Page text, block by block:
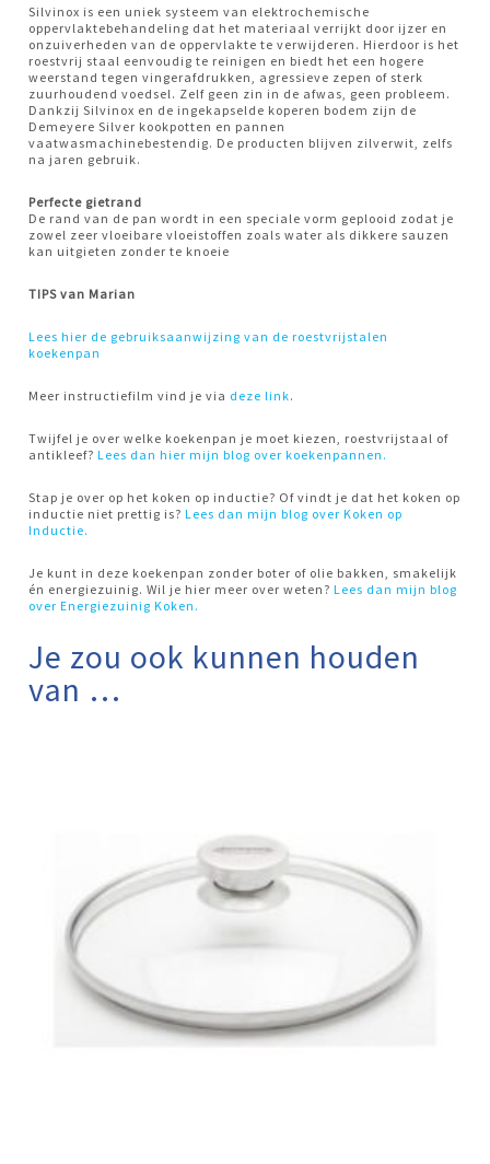
Silvinox is een uniek systeem van elektrochemische
oppervlaktebehandeling dat het materiaal verrijkt door ijzer en
onzuiverheden van de oppervlakte te verwijderen. Hierdoor is het
roestvrij staal eenvoudig te reinigen en biedt het een hogere
weerstand tegen vingerafdrukken, agressieve zepen of sterk
zuurhoudend voedsel. Zelf geen zin in de afwas, geen probleem.
Dankzij Silvinox en de ingekapselde koperen bodem zijn de
Demeyere Silver kookpotten en pannen
vaatwasmachinebestendig. De producten blijven zilverwit, zelfs
na jaren gebruik.
Perfecte gietrand
De rand van de pan wordt in een speciale vorm geplooid zodat je
zowel zeer vloeibare vloeistoffen zoals water als dikkere sauzen
kan uitgieten zonder te knoeie
TIPS van Marian
Lees hier de gebruiksaanwijzing van de roestvrijstalen
koekenpan
Meer instructiefilm vind je via deze link.
Twijfel je over welke koekenpan je moet kiezen, roestvrijstaal of
antikleef?Lees dan hier mijn blog over koekenpannen.
Stap je over op het koken op inductie? Of vindt je dat het koken op
inductie niet prettig is?Lees dan mijn blog over Koken op
Inductie.
Je kunt in deze koekenpan zonder boter of olie bakken, smakelijk
én energiezuinig. Wil je hier meer over weten?Lees dan mijn blog
over Energiezuinig Koken.
Je zou ook kunnen houden
van …